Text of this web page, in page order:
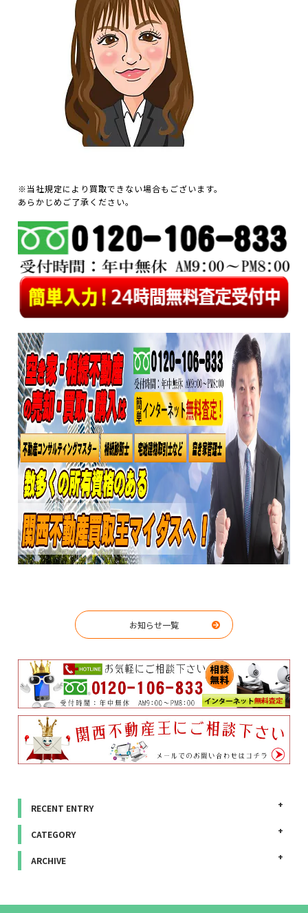
※当社規定により買取できない場合もございます。
あらかじめご了承ください。
お知らせ一覧
RECENT ENTRY
CATEGORY
ARCHIVE